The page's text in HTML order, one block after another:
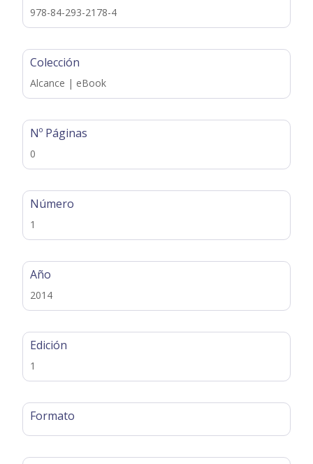
978-84-293-2178-4
Colección
Alcance | eBook
Nº Páginas
0
Número
1
Año
2014
Edición
1
Formato